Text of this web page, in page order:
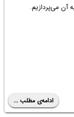
ادامه‌ی مطلب ...